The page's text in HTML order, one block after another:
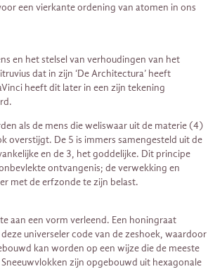
een vierkante ordening van atomen in ons
en het stelsel van verhoudingen van het
dat in zijn ‘De Architectura’ heeft
heeft dit later in een zijn tekening
als de mens die weliswaar uit de materie (4)
overstijgt. De 5 is immers samengesteld uit de
en de 3, het goddelijke. Dit principe
ontvangenis; de verwekking en
met de erfzonde te zijn belast.
aan een vorm verleend. Een honingraat
universeler code van de zeshoek, waardoor
kan worden op een wijze die de meeste
zijn opgebouwd uit hexagonale